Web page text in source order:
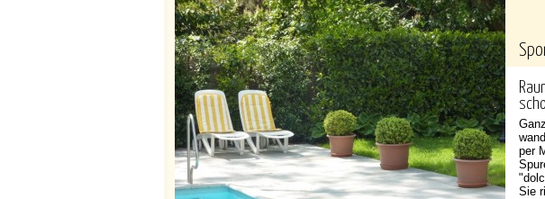
per
Sie